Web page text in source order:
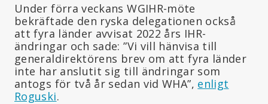
Under förra veckans WGIHR-möte
bekräftade den ryska delegationen också
att fyra länder avvisat 2022 års IHR-
ändringar och sade: ”Vi vill hänvisa till
generaldirektörens brev om att fyra länder
inte har anslutit sig till ändringar som
antogs för två år sedan vid WHA”, enligt
Roguski.